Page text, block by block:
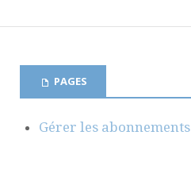
PAGES
Gérer les abonnements